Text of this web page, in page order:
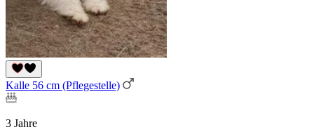
Kalle 56 cm (Pflegestelle)
3 Jahre